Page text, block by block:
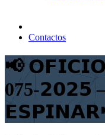
Contactos
📢
075-𝟮𝟬𝟮𝟱